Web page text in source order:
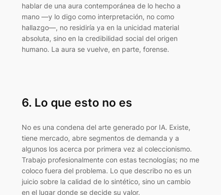
hablar de una aura contemporánea de lo hecho a
mano —y lo digo como interpretación, no como
hallazgo—, no residiría ya en la unicidad material
absoluta, sino en la credibilidad social del origen
humano. La aura se vuelve, en parte, forense.
6. Lo que esto no es
No es una condena del arte generado por IA. Existe,
tiene mercado, abre segmentos de demanda y a
algunos los acerca por primera vez al coleccionismo.
Trabajo profesionalmente con estas tecnologías; no me
coloco fuera del problema. Lo que describo no es un
juicio sobre la calidad de lo sintético, sino un cambio
en el lugar donde se decide su valor.